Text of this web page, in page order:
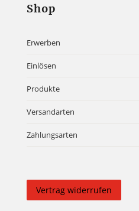
Shop
Erwerben
Einlösen
Produkte
Versandarten
Zahlungsarten
Vertrag widerrufen